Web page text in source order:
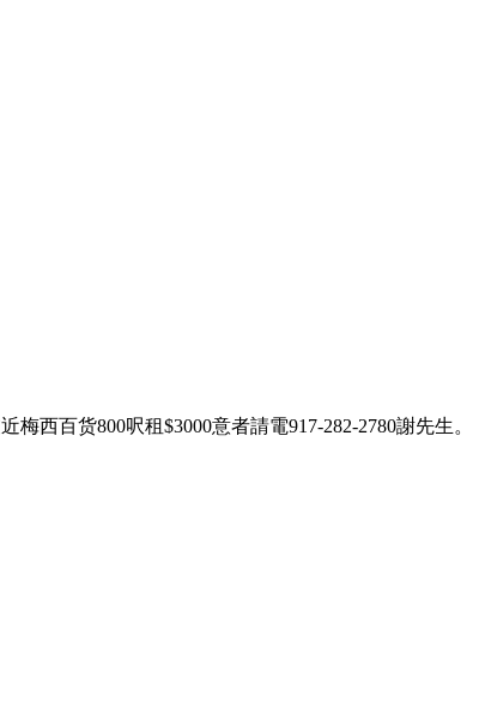
西百货800呎租$3000意者請電917-282-2780謝先生。